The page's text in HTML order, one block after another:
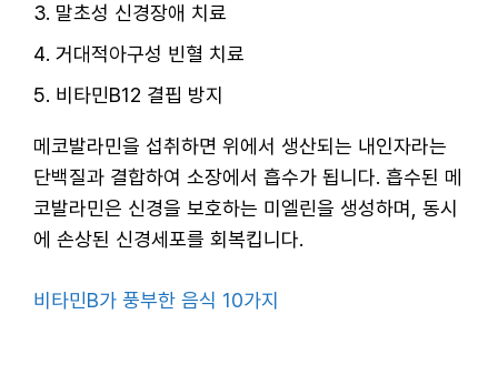
말초성 신경장애 치료
거대적아구성 빈혈 치료
비타민B12 결핍 방지
메코발라민을 섭취하면 위에서 생산되는 내인자라는
단백질과 결합하여 소장에서 흡수가 됩니다. 흡수된 메
코발라민은 신경을 보호하는 미엘린을 생성하며, 동시
에 손상된 신경세포를 회복킵니다.
비타민B가 풍부한 음식 10가지